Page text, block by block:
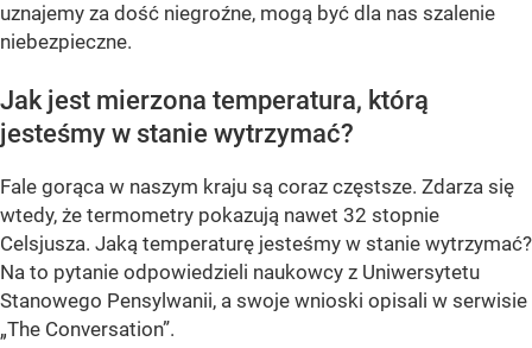
uznajemy za dość niegroźne, mogą być dla nas szalenie
niebezpieczne.
Jak jest mierzona temperatura, którą
jesteśmy w stanie wytrzymać?
Fale gorąca w naszym kraju są coraz częstsze. Zdarza się
wtedy, że termometry pokazują nawet 32 stopnie
Celsjusza. Jaką temperaturę jesteśmy w stanie wytrzymać?
Na to pytanie odpowiedzieli naukowcy z Uniwersytetu
Stanowego Pensylwanii, a swoje wnioski opisali w serwisie
„The Conversation”.